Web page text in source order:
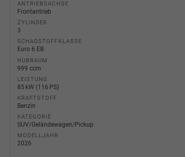
ANTRIEBSACHSE
Frontantrieb
ZYLINDER
3
SCHADSTOFFKLASSE
Euro 6 EB
HUBRAUM
999 ccm
LEISTUNG
85 kW (116 PS)
KRAFTSTOFF
Benzin
KATEGORIE
SUV/Geländewagen/Pickup
MODELLJAHR
2026